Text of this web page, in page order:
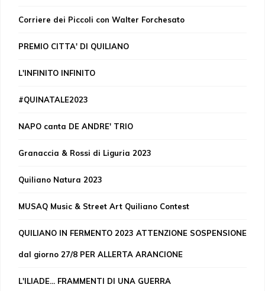
Corriere dei Piccoli con Walter Forchesato
PREMIO CITTA' DI QUILIANO
L'INFINITO INFINITO
#QUINATALE2023
NAPO canta DE ANDRE' TRIO
Granaccia & Rossi di Liguria 2023
Quiliano Natura 2023
MUSAQ Music & Street Art Quiliano Contest
QUILIANO IN FERMENTO 2023 ATTENZIONE SOSPENSIONE
dal giorno 27/8 PER ALLERTA ARANCIONE
L'ILIADE... FRAMMENTI DI UNA GUERRA